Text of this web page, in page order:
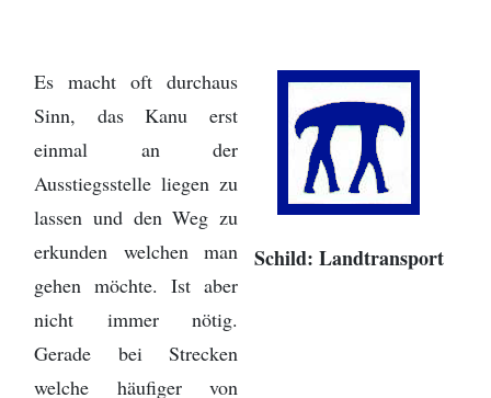
Es macht oft durchaus
Sinn, das Kanu erst
einmal an der
Ausstiegsstelle liegen zu
lassen und den Weg zu
erkunden welchen man
gehen möchte. Ist aber
nicht immer nötig.
Gerade bei Strecken
welche häufiger von
Schild: Landtransport